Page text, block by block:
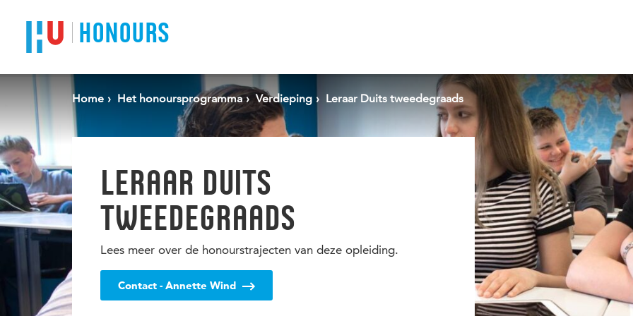
HONOURS
Home Het honoursprogramma Verdieping Leraar Duits tweedegraads
LERAAR DUITS
TWEEDEGRAADS
Lees meer over de honourstrajecten van deze opleiding.
Contact - Annette Wind